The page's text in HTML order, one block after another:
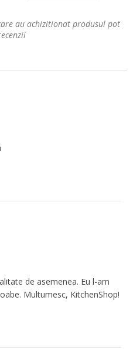
au achizitionat produsul pot
de asemenea. Eu l-am
Multumesc, KitchenShop!